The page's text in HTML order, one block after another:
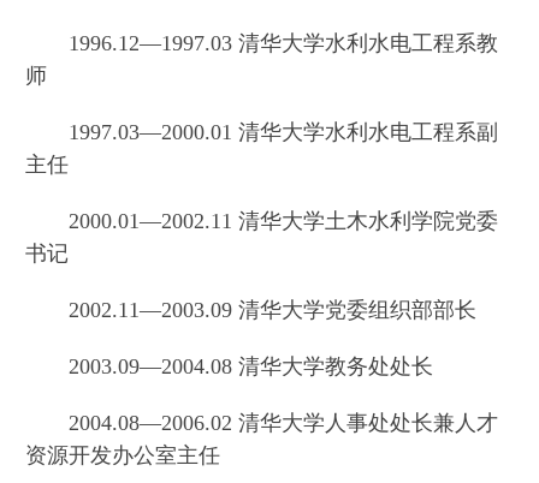
1996.12—1997.03 清华大学水利水电工程系教
师
1997.03—2000.01 清华大学水利水电工程系副
主任
2000.01—2002.11 清华大学土木水利学院党委
书记
2002.11—2003.09 清华大学党委组织部部长
2003.09—2004.08 清华大学教务处处长
2004.08—2006.02 清华大学人事处处长兼人才
资源开发办公室主任